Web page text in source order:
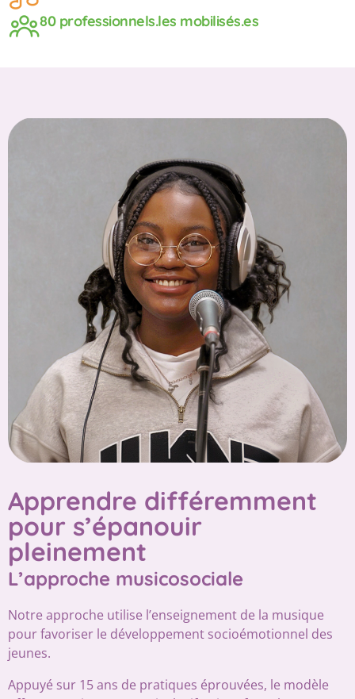
80 professionnels.les mobilisés.es
Apprendre différemment
pour s’épanouir
pleinement
L’approche musicosociale
Notre approche utilise l’enseignement de la musique
pour favoriser le développement socioémotionnel des
jeunes.
Appuyé sur 15 ans de pratiques éprouvées, le modèle